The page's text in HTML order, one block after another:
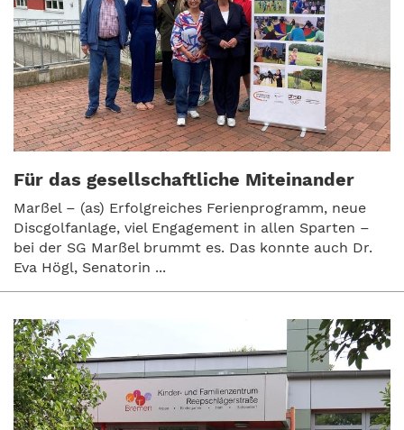
Für das gesellschaftliche Miteinander
Marßel – (as) Erfolgreiches Ferienprogramm, neue
Discgolfanlage, viel Engagement in allen Sparten –
bei der SG Marßel brummt es. Das konnte auch Dr.
Eva Högl, Senatorin ...